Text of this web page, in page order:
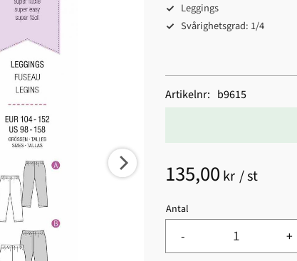
Leggings
Svårighetsgrad: 1/4
135,00 kr /st
Antal
+
-
Artikelnr b9615